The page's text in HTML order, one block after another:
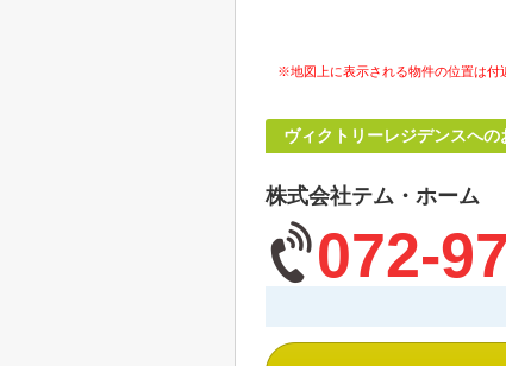
※地図上に表示される物件の位置は付
ヴィクトリーレジデンスへの
株式会社テム・ホーム
072-